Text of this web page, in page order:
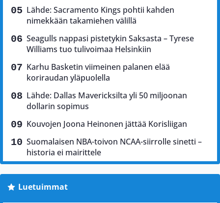
Lähde: Sacramento Kings pohtii kahden
nimekkään takamiehen välillä
Seagulls nappasi pistetykin Saksasta – Tyrese
Williams tuo tulivoimaa Helsinkiin
Karhu Basketin viimeinen palanen elää
koriraudan yläpuolella
Lähde: Dallas Mavericksilta yli 50 miljoonan
dollarin sopimus
Kouvojen Joona Heinonen jättää Korisliigan
Suomalaisen NBA-toivon NCAA-siirrolle sinetti –
historia ei mairittele
Luetuimmat